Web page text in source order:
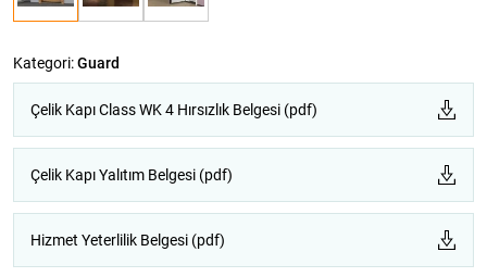
Kategori:Guard
Çelik Kapı Class WK 4 Hırsızlık Belgesi (pdf)
Çelik Kapı Yalıtım Belgesi (pdf)
Hizmet Yeterlilik Belgesi (pdf)